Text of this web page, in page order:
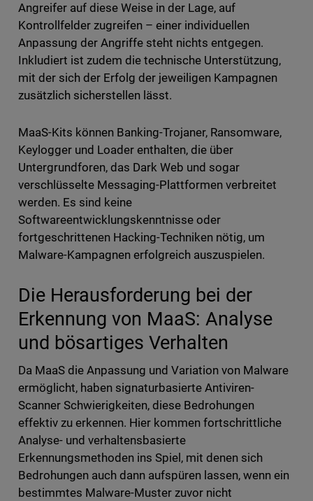
Angreifer auf diese Weise in der Lage, auf
Kontrollfelder zugreifen – einer individuellen
Anpassung der Angriffe steht nichts entgegen.
Inkludiert ist zudem die technische Unterstützung,
mit der sich der Erfolg der jeweiligen Kampagnen
zusätzlich sicherstellen lässt.
MaaS-Kits können Banking-Trojaner, Ransomware,
Keylogger und Loader enthalten, die über
Untergrundforen, das Dark Web und sogar
verschlüsselte Messaging-Plattformen verbreitet
werden. Es sind keine
Softwareentwicklungskenntnisse oder
fortgeschrittenen Hacking-Techniken nötig, um
Malware-Kampagnen erfolgreich auszuspielen.
Die Herausforderung bei der
Erkennung von MaaS: Analyse
und bösartiges Verhalten
Da MaaS die Anpassung und Variation von Malware
ermöglicht, haben signaturbasierte Antiviren-
Scanner Schwierigkeiten, diese Bedrohungen
effektiv zu erkennen. Hier kommen fortschrittliche
Analyse- und verhaltensbasierte
Erkennungsmethoden ins Spiel, mit denen sich
Bedrohungen auch dann aufspüren lassen, wenn ein
bestimmtes Malware-Muster zuvor nicht